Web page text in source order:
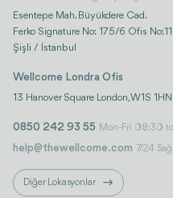
Esentepe Mah. Büyükdere Cad.
Ferko Signature No: 175/6 Ofis
Şişli / İstanbul
Wellcome Londra Ofis
13 Hanover Square London, W1S 1HN
0850 242 93 55 Mon-Fri 08:30
help@thewellcome.com 7/24
Diğer Lokasyonlar